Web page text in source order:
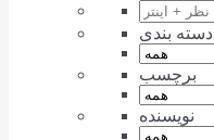
دسته بندی
برچسب
نویسنده